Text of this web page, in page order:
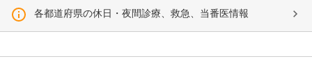
各都道府県の休日・夜間診療、救急、当番医情報